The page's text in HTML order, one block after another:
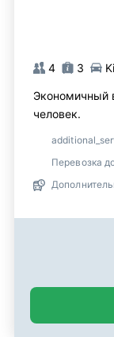
4 3
Экономичный
человек.
Перевозка